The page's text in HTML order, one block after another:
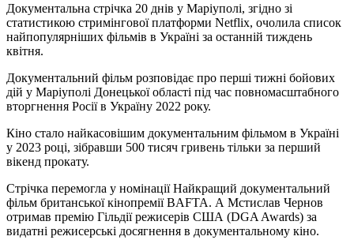
Документальна стрічка 20 днів у Маріуполі, згідно зі
статистикою стримінгової платформи Netflix, очолила список
найпопулярніших фільмів в Україні за останній тиждень
квітня.
Документальний фільм розповідає про перші тижні бойових
дій у Маріуполі Донецької області під час повномасштабного
вторгнення Росії в Україну 2022 року.
Кіно стало найкасовішим документальним фільмом в Україні
у 2023 році, зібравши 500 тисяч гривень тільки за перший
вікенд прокату.
Стрічка перемогла у номінації Найкращий документальний
фільм британської кінопремії BAFTA. А Мстислав Чернов
отримав премію Гільдії режисерів США (DGA Awards) за
видатні режисерські досягнення в документальному кіно.